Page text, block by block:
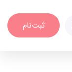
ثبت‌نام